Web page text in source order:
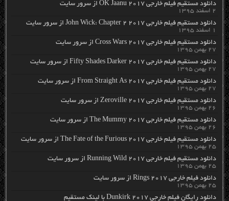
دانلود مستقیم فیلم خارجی OK Jaanu 2017 از سرور سایت
۲ اسفند ۱۳۹۵
دانلود مستقیم فیلم خارجی John Wick: Chapter 2 2017 از سرور سایت
۱ اسفند ۱۳۹۵
دانلود مستقیم فیلم خارجی Cross Wars 2017 از سرور سایت
۲۷ بهمن ۱۳۹۵
دانلود مستقیم فیلم خارجی Fifty Shades Darker 2017 از سرور سایت
۲۷ بهمن ۱۳۹۵
دانلود مستقیم فیلم خارجی From Straight As 2017 از سرور سایت
۲۷ بهمن ۱۳۹۵
دانلود مستقیم فیلم خارجی Zeroville 2017 از سرور سایت
۲۶ بهمن ۱۳۹۵
دانلود مستقیم فیلم خارجی The Mummy 2017 از سرور سایت
۲۶ بهمن ۱۳۹۵
دانلود مستقیم فیلم خارجی The Fate of the Furious 2017 از سرور سایت
۲۵ بهمن ۱۳۹۵
دانلود مستقیم فیلم خارجی Running Wild 2017 از سرور سایت
۲۵ بهمن ۱۳۹۵
دانلود فیلم خارجی Rings 2017 از سرور سایت
۲۵ بهمن ۱۳۹۵
دانلود رایگان فیلم خارجی Dunkirk 2017 با لینک مستقیم